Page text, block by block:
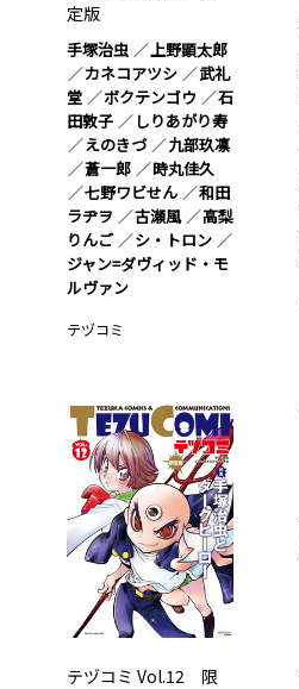
定版
手塚治虫
上野顕太郎
カネコアツシ
武礼
堂
ボクテンゴウ
石
田敦子
しりあがり寿
えのきづ
九部玖凛
蒼一郎
時丸佳久
七野ワビせん
和田
ラヂヲ
古瀬風
高梨
りんご
シ・トロン
ジャン=ダヴィッド・モ
ルヴァン
テヅコミ
テヅコミ Vol.12 限